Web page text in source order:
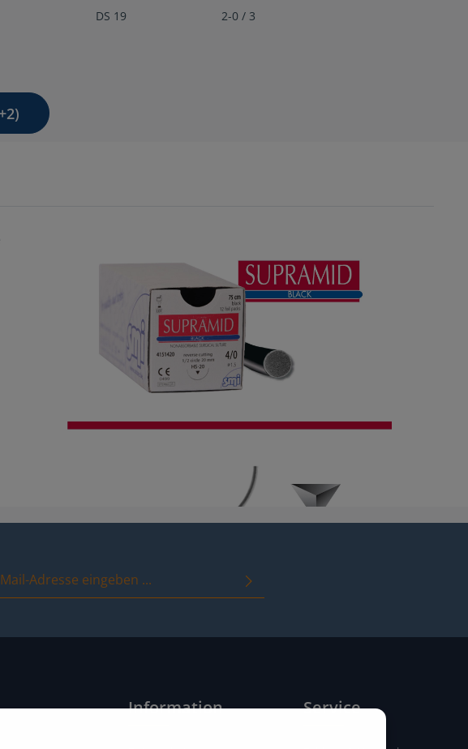
DS 19 2-0 / 3
Information Service